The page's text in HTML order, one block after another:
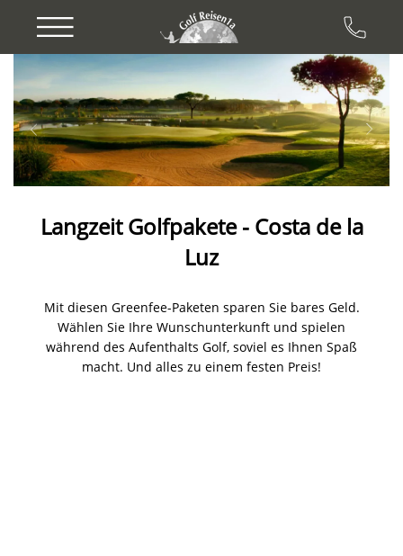
Previous Next
Langzeit Golfpakete - Costa de la
Luz
Mit diesen Greenfee-Paketen sparen Sie bares Geld.
Wählen Sie Ihre Wunschunterkunft und spielen
während des Aufenthalts Golf, soviel es Ihnen Spaß
macht. Und alles zu einem festen Preis!